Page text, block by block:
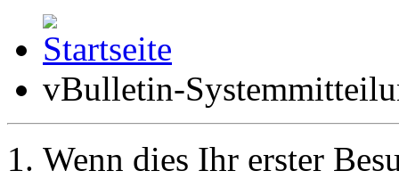
vBulletin-
Wenn dies Ihr erster